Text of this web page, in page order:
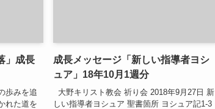
」成長
歩みを追
れた道を
成長メッセージ「新しい指導者ヨシ
ュア」18年10月1週分
大野キリスト教会 祈り会 2018年9月27日 新
しい指導者ヨシュア 聖書箇所 ヨシュア記1-3